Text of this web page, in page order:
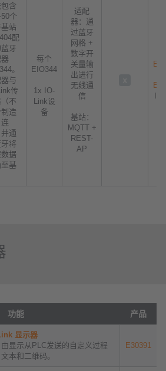
含
个
站
配
牙
。
与
传
不
造
通
将
据
基
每个
EIO344
1x IO-
Link设
备
适配
器：通
过蓝牙
网格 +
数字开
关量输
出进行
无线通
信
基站：
MQTT +
REST-
AP
IP
功能 产品
显示器
由显示从PLC发送的自定义过程
本和二维码。
E30391